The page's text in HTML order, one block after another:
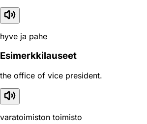
hyve ja pahe
Esimerkkilauseet
the office of vice president.
varatoimiston toimisto